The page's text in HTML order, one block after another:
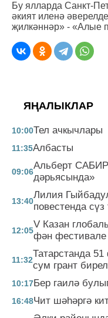
Бу ялларда Санкт-
әкият иленә
җилкәннәр» - «Алые
ЯҢАЛЫКЛАР
10:00Тел ачкычлары
11:35Албасты
09:06
Альберт
дәрьясында»
13:40
Лилия
повестенда сүз
12:05
V Казан
фән фестивале
11:32
Татарстанда
сум грант
10:17Бер гаилә
16:48Чит шәһәргә